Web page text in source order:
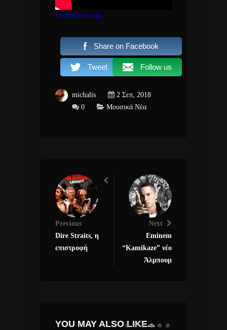
hit-channel.com
Share on Facebook
Tweet Follow us
michalis
2 Σεπ, 2018
0
Μουσικά Νέα
Previous
Dire Straits, η
επιστροφή
Next
Eminem
“Kamikaze” νέο
Άλμπουμ
YOU MAY ALSO LIKE...